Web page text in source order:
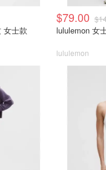
女士款
$79.00
lululemon 女
lululemon